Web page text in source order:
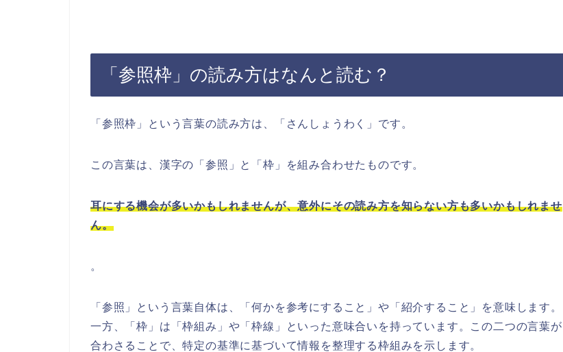
「参照枠」の読み方はなんと読む？
「参照枠」という言葉の読み方は、「さんしょうわく」です。
この言葉は、漢字の「参照」と「枠」を組み合わせたものです。
耳にする機会が多いかもしれませんが、意外にその読み方を知らない方も多いかもしれませ
ん。
。
「参照」という言葉自体は、「何かを参考にすること」や「紹介すること」を意味します。
一方、「枠」は「枠組み」や「枠線」といった意味合いを持っています。この二つの言葉が
合わさることで、特定の基準に基づいて情報を整理する枠組みを示します。